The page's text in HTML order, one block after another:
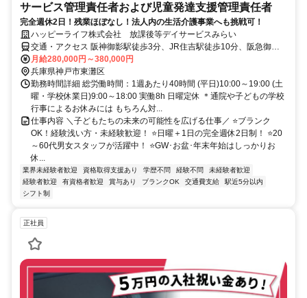
サービス管理責任者および児童発達支援管理責任者
完全週休2日！残業ほぼなし！法人内の生活介護事業へも挑戦可！
ハッピーライフ株式会社 放課後等デイサービスみらい
交通・アクセス 阪神御影駅徒歩3分、JR住吉駅徒歩10分、阪急御影
駅徒歩15分
月給280,000円～380,000円
兵庫県神戸市東灘区
勤務時間詳細 総労働時間：1週あたり40時間 (平日)10:00～19:00 (土
曜・学校休業日)9:00～18:00 実働8h 日曜定休 ＊通院や子どもの学校
行事によるお休みには もちろん対...
仕事内容 ＼子どもたちの未来の可能性を広げる仕事／ ⭐ブランク
OK！経験浅い方・未経験歓迎！ ⭐日曜＋1日の完全週休2日制！ ⭐20
～60代男女スタッフが活躍中！ ⭐GW･お盆･年末年始はしっかりお
休...
業界未経験者歓迎 資格取得支援あり 学歴不問 経験不問
未経験者歓迎
経験者歓迎
有資格者歓迎 賞与あり ブランクOK 交通費支給
駅近5分以内
シフト制
正社員